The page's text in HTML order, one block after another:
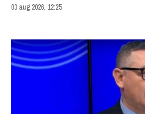
03 aug 2026, 12:25